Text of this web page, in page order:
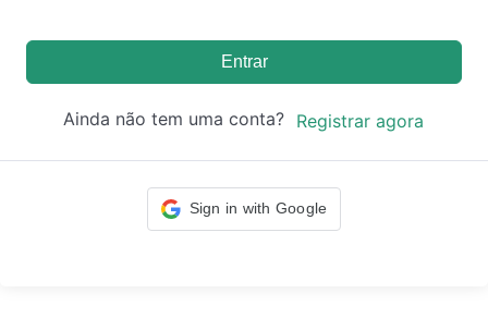
Entrar
Ainda não tem uma conta? Registrar agora
Sign in with Google